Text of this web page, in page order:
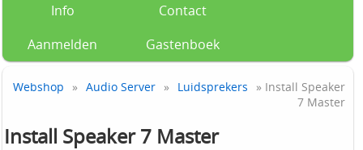
Info
Contact
Aanmelden
Gastenboek
Webshop » Audio Server » Luidsprekers
» Install Speaker
7 Master
Install Speaker 7 Master